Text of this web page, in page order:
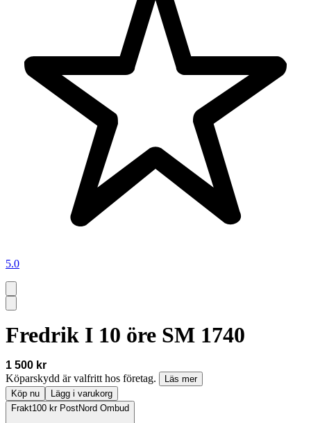
5.0
Fredrik I 10 öre SM 1740
1 500 kr
Köparskydd är valfritt hos företag.
Läs mer
Köp nu
Lägg i varukorg
Frakt100 kr PostNord Ombud